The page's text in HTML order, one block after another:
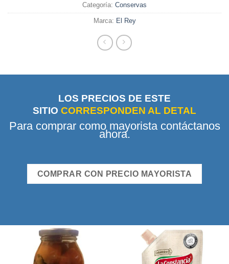
Categoría: Conservas
Marca: El Rey
LOS PRECIOS DE ESTE
SITIO CORRESPONDEN AL DETAL
Para comprar como mayorista contáctanos
ahora.
COMPRAR CON PRECIO MAYORISTA